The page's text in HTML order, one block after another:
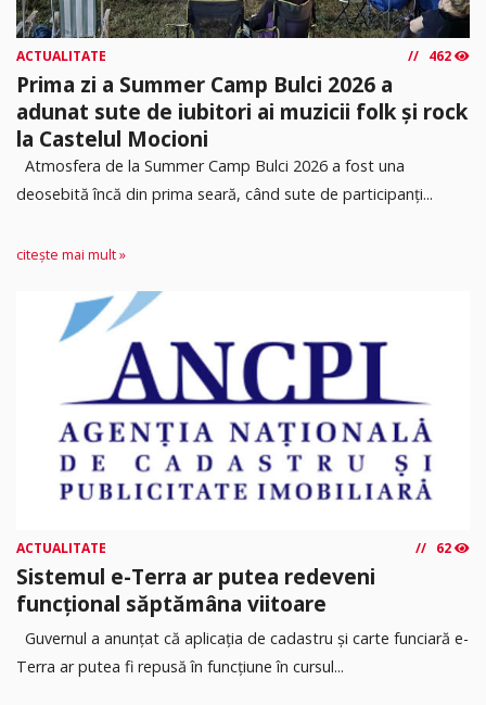
ACTUALITATE 462
Prima zi a Summer Camp Bulci 2026 a
adunat sute de iubitori ai muzicii folk și rock
la Castelul Mocioni
Atmosfera de la Summer Camp Bulci 2026 a fost una
deosebită încă din prima seară, când sute de participanți...
citește mai mult »
ACTUALITATE 62
Sistemul e-Terra ar putea redeveni
funcțional săptămâna viitoare
Guvernul a anunțat că aplicația de cadastru și carte funciară e-
Terra ar putea fi repusă în funcțiune în cursul...